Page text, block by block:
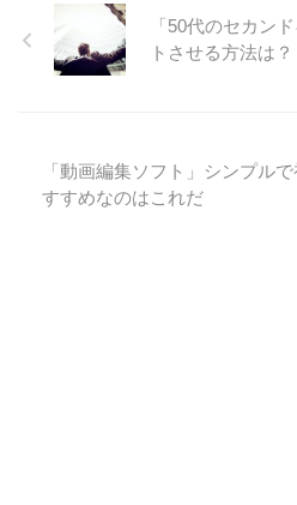
「50代のセカン
トさせる方法は？
「動画編集ソフト」シンプル
すすめなのはこれだ